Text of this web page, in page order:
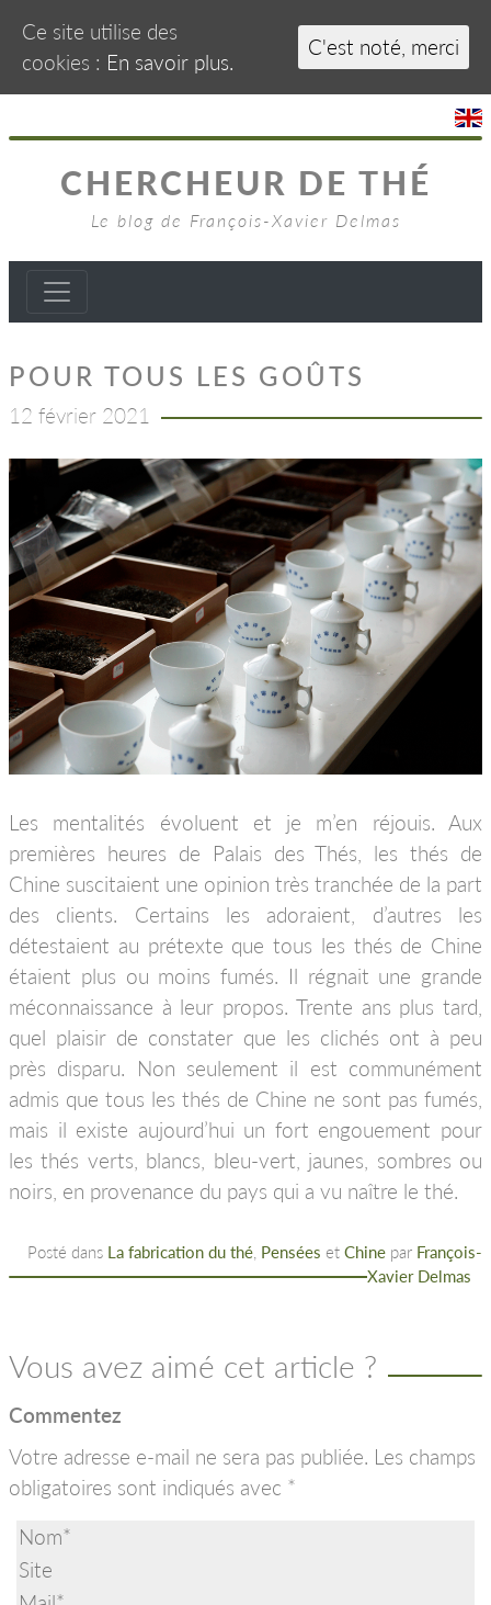
CHERCHEUR DE THÉ
Le blog de François-Xavier Delmas
POUR TOUS LES GOÛTS
12 février 2021
Les mentalités évoluent et je m’en réjouis. Aux
premières heures de Palais des Thés, les thés de
Chine suscitaient une opinion très tranchée de la part
des clients. Certains les adoraient, d’autres les
détestaient au prétexte que tous les thés de Chine
étaient plus ou moins fumés. Il régnait une grande
méconnaissance à leur propos. Trente ans plus tard,
quel plaisir de constater que les clichés ont à peu
près disparu. Non seulement il est communément
admis que tous les thés de Chine ne sont pas fumés,
mais il existe aujourd’hui un fort engouement pour
les thés verts, blancs, bleu-vert, jaunes, sombres ou
noirs, en provenance du pays qui a vu naître le thé.
Posté dans La fabrication du thé Pensées et Chine par François-
Xavier Delmas
Vous avez aimé cet article ?
Commentez
Votre adresse e-mail ne sera pas publiée. Les champs
obligatoires sont indiqués avec *
Ce site utilise des
cookies : En savoir plus.
C'est noté, merci